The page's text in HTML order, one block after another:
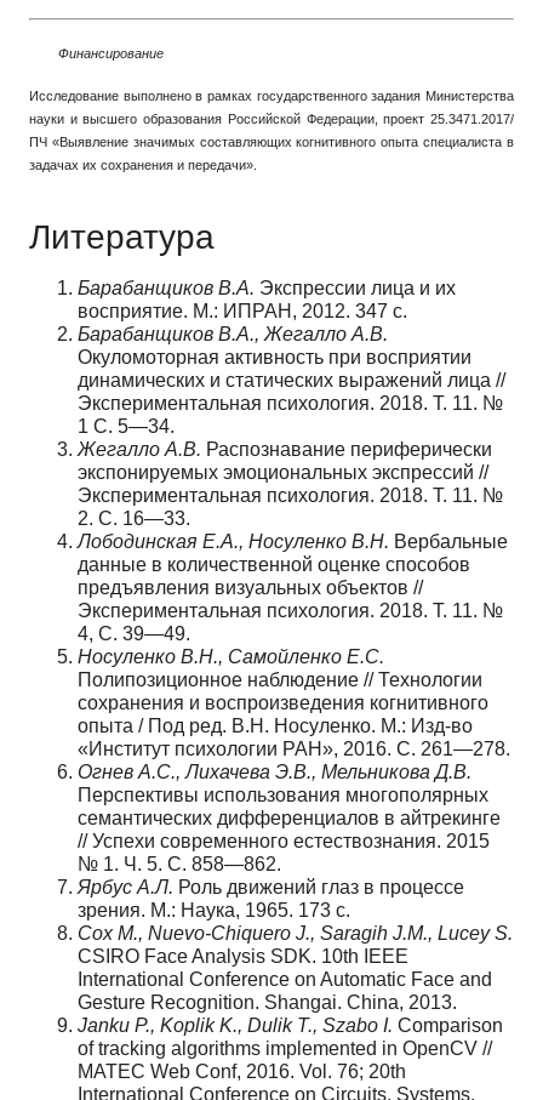
Финансирование
Исследование выполнено в рамках государственного задания Министерства
науки и высшего образования Российской Федерации, проект 25.3471.2017/
ПЧ «Выявление значимых составляющих когнитивного опыта специалиста в
задачах их сохранения и передачи».
Литература
Барабанщиков В.А. Экспрессии лица и их
восприятие. М.: ИПРАН, 2012. 347 с.
Барабанщиков В.А., Жегалло А.В.
Окуломоторная активность при восприятии
динамических и статических выражений лица //
Экспериментальная психология. 2018. T. 11. №
1 С. 5—34.
Жегалло А.В. Распознавание периферически
экспонируемых эмоциональных экспрессий //
Экспериментальная психология. 2018. Т. 11. №
2. С. 16—33.
Лободинская Е.А., Носуленко В.Н. Вербальные
данные в количественной оценке способов
предъявления визуальных объектов //
Экспериментальная психология. 2018. T. 11. №
4, С. 39—49.
Носуленко В.Н., Самойленко Е.С.
Полипозиционное наблюдение // Технологии
сохранения и воспроизведения когнитивного
опыта / Под ред. В.Н. Носуленко. М.: Изд-во
«Институт психологии РАН», 2016. С. 261—278.
Огнев А.С., Лихачева Э.В., Мельникова Д.В.
Перспективы использования многополярных
семантических дифференциалов в айтрекинге
// Успехи современного естествознания. 2015
№ 1. Ч. 5. С. 858—862.
Ярбус А.Л. Роль движений глаз в процессе
зрения. М.: Наука, 1965. 173 с.
Cox M., Nuevo-Chiquero J., Saragih J.M., Lucey S.
CSIRO Face Analysis SDK. 10th IEEE
International Conference on Automatic Face and
Gesture Recognition. Shangai. China, 2013.
Janku P., Koplik K., Dulik T., Szabo I. Comparison
of tracking algorithms implemented in OpenCV //
MATEC Web Conf, 2016. Vol. 76; 20th
International Conference on Circuits, Systems,